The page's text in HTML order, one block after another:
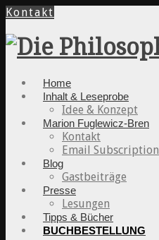
Kontakt
Home
Inhalt & Leseprobe
Idee & Konzept
Marion Fuglewicz-Bren
Kontakt
Email Subscription
Blog
Gastbeiträge
Presse
Lesungen
Tipps & Bücher
BUCHBESTELLUNG